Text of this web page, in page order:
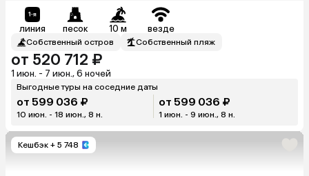
линия песок 10 м везде
Собственный остров Собственный пляж
от 520 712 ₽
1 июн. - 7 июн., 6 ночей
Выгодные туры на соседние даты
от 599 036 ₽
10 июн. - 18 июн., 8 н.
от 599 036 ₽
1 июн. - 9 июн., 8 н.
Кешбэк + 5 748